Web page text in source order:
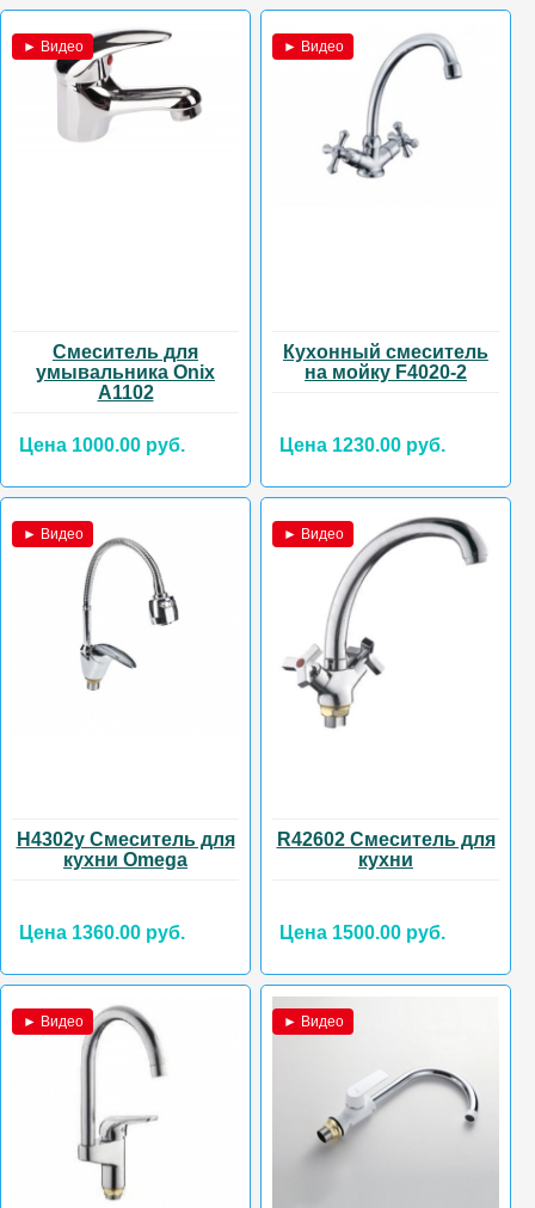
► Видео
Смеситель для
умывальника Onix
А1102
Цена 1000.00 руб.
► Видео
Кухонный смеситель
на мойку F4020-2
Цена 1230.00 руб.
► Видео
H4302y Смеситель для
кухни Omega
Цена 1360.00 руб.
► Видео
R42602 Смеситель для
кухни
Цена 1500.00 руб.
► Видео ► Видео